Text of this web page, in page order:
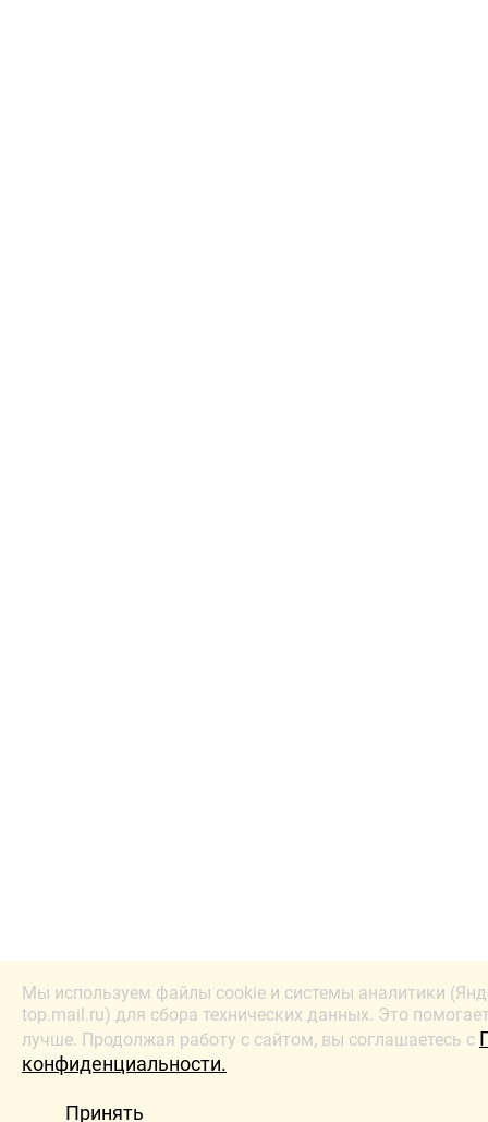
Мы используем файлы cookie и системы аналитики
top.mail.ru) для сбора технических данных. Это
лучше. Продолжая работу с сайтом, вы соглашаетесь с
конфиденциальности.
Принять